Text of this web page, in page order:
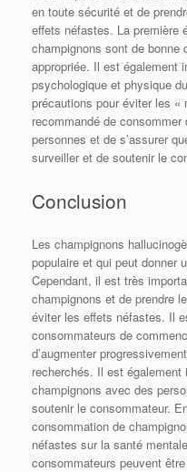
en toute sécurité et de
effets néfastes. La première
champignons sont de bonne
appropriée. Il est également
psychologique et physique
précautions pour éviter les
recommandé de consommer
personnes et de s’assurer
surveiller et de soutenir le
Conclusion
Les champignons
populaire et qui peut donner
Cependant, il est très
champignons et de prendre
éviter les effets néfastes. Il
consommateurs de
d’augmenter
recherchés. Il est
champignons avec des
soutenir le consommateur.
consommation de
néfastes sur la santé
consommateurs peuvent